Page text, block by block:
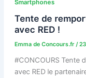
Smartphones
Tente de
avec RED !
Emma de Concours.fr /
#CONCOURS Tente
avec RED le